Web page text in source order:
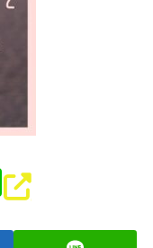
Li
n
e